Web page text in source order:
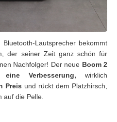
Lautsprecher bekommt
der seiner Zeit ganz schön für
Nachfolger! Der neue Boom 2
Verbesserung, wirklich
Preis und rückt dem Platzhirsch,
auf die Pelle.